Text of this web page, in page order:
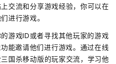
交流和分享游戏经验，你可以在
进行游戏。
游戏ID或者寻找其他玩家的游戏
能邀请他们进行游戏。通过在线
国杀移动版的玩家交流，学习他